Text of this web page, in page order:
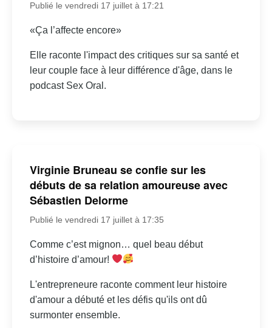
Publié le vendredi 17 juillet à 17:21
«Ça l’affecte encore»
Elle raconte l'impact des critiques sur sa santé et
leur couple face à leur différence d'âge, dans le
podcast Sex Oral.
Virginie Bruneau se confie sur les
débuts de sa relation amoureuse avec
Sébastien Delorme
Publié le vendredi 17 juillet à 17:35
Comme c’est mignon… quel beau début
d’histoire d’amour!
L'entrepreneure raconte comment leur histoire
d'amour a débuté et les défis qu'ils ont dû
surmonter ensemble.